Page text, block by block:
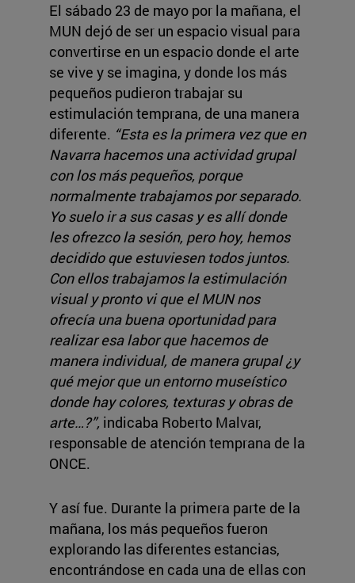
El sábado 23 de mayo por la mañana, el
MUN dejó de ser un espacio visual para
convertirse en un espacio donde el arte
se vive y se imagina, y donde los más
pequeños pudieron trabajar su
estimulación temprana, de una manera
diferente. “Esta es la primera vez que en
Navarra hacemos una actividad grupal
con los más pequeños, porque
normalmente trabajamos por separado.
Yo suelo ir a sus casas y es allí donde
les ofrezco la sesión, pero hoy, hemos
decidido que estuviesen todos juntos.
Con ellos trabajamos la estimulación
visual y pronto vi que el MUN nos
ofrecía una buena oportunidad para
realizar esa labor que hacemos de
manera individual, de manera grupal ¿y
qué mejor que un entorno museístico
donde hay colores, texturas y obras de
arte…?”, indicaba Roberto Malvar,
responsable de atención temprana de la
ONCE.
Y así fue. Durante la primera parte de la
mañana, los más pequeños fueron
explorando las diferentes estancias,
encontrándose en cada una de ellas con